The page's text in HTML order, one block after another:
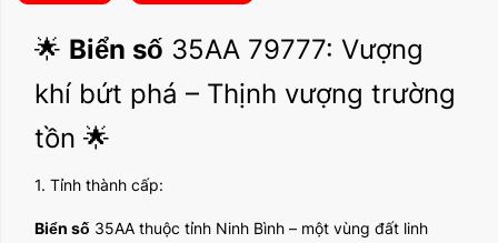
🌟 Biển số 35AA 79777: Vượng
khí bứt phá – Thịnh vượng trường
tồn 🌟
1. Tỉnh thành cấp:
Biển số 35AA thuộc tỉnh Ninh Bình – một vùng đất linh